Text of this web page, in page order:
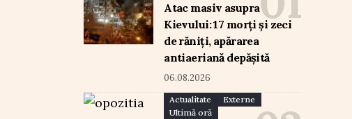
Atac masiv asupra
Kievului: 17 morți și zeci
de răniți, apărarea
antiaeriană depășită
06.08.2026
Actualitate
Externe
Ultimă oră